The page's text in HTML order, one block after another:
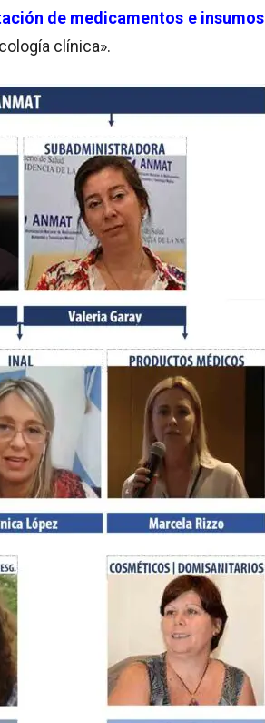
de medicamentos e insumos
clínica».